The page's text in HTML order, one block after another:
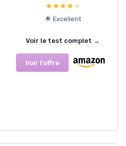
★★★★★
★★★★★
🌟 Excellent
Voir le test complet →
Voir l'offre